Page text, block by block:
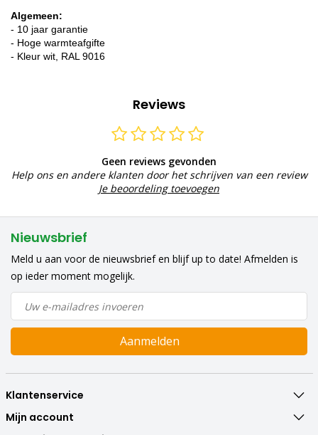
Algemeen:
- 10 jaar garantie
- Hoge warmteafgifte
- Kleur wit, RAL 9016
Reviews
Geen reviews gevonden
Help ons en andere klanten door het schrijven van een review
Je beoordeling toevoegen
Nieuwsbrief
Meld u aan voor de nieuwsbrief en blijf up to date! Afmelden is
op ieder moment mogelijk.
Aanmelden
Klantenservice
Mijn account